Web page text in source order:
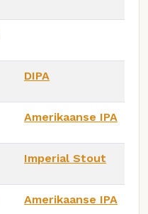
DIPA
Amerikaanse IPA
Imperial Stout
Amerikaanse IPA